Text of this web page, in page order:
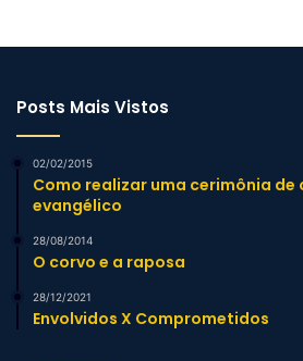
Posts Mais Vistos
02/02/2015
Como realizar uma cerimônia de
evangélico
28/08/2014
O corvo e a raposa
28/12/2021
Envolvidos X Comprometidos